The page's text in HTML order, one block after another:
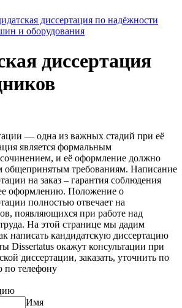
диссертация по надёжности
и оборудования
диссертация
— одна из важных стадий при её
является формальным
и её оформление должно
общепринятым требованиям. Написание
на заказ – гарантия соблюдения
оформлению. Положение о
полностью отвечает на
появляющихся при работе над
На этой странице мы дадим
написать кандидатскую диссертацию
Dissertatus окажут консультации при
диссертации, заказать, уточнить по
по телефону
Имя